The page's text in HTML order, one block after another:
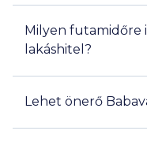
Milyen futamidőre
lakáshitel?
Lehet önerő